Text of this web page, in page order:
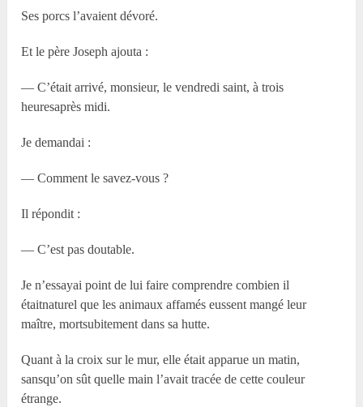
Ses porcs l’avaient dévoré.
Et le père Joseph ajouta :
— C’était arrivé, monsieur, le vendredi saint, à trois
heuresaprès midi.
Je demandai :
— Comment le savez-vous ?
Il répondit :
— C’est pas doutable.
Je n’essayai point de lui faire comprendre combien il
étaitnaturel que les animaux affamés eussent mangé leur
maître, mortsubitement dans sa hutte.
Quant à la croix sur le mur, elle était apparue un matin,
sansqu’on sût quelle main l’avait tracée de cette couleur
étrange.